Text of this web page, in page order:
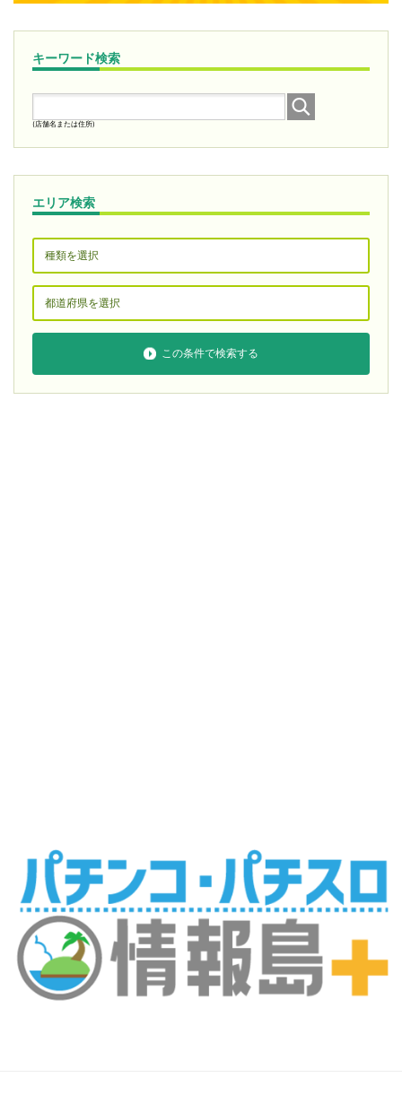
キーワード検索
(店舗名または住所)
エリア検索
この条件で検索する